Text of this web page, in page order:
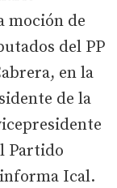
moción de
del PP
en la
de la
Partido
Ical.